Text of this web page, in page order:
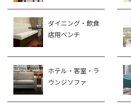
ダイニング・飲食
店用ベンチ
ホテル・客室・ラ
ウンジソファ